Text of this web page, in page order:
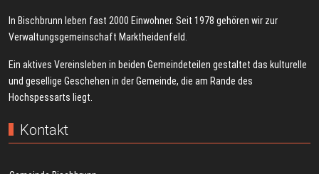
In Bischbrunn leben fast 2000 Einwohner. Seit 1978 gehören wir zur
Verwaltungsgemeinschaft Marktheidenfeld.
Ein aktives Vereinsleben in beiden Gemeindeteilen gestaltet das kulturelle
und gesellige Geschehen in der Gemeinde, die am Rande des
Hochspessarts liegt.
Kontakt